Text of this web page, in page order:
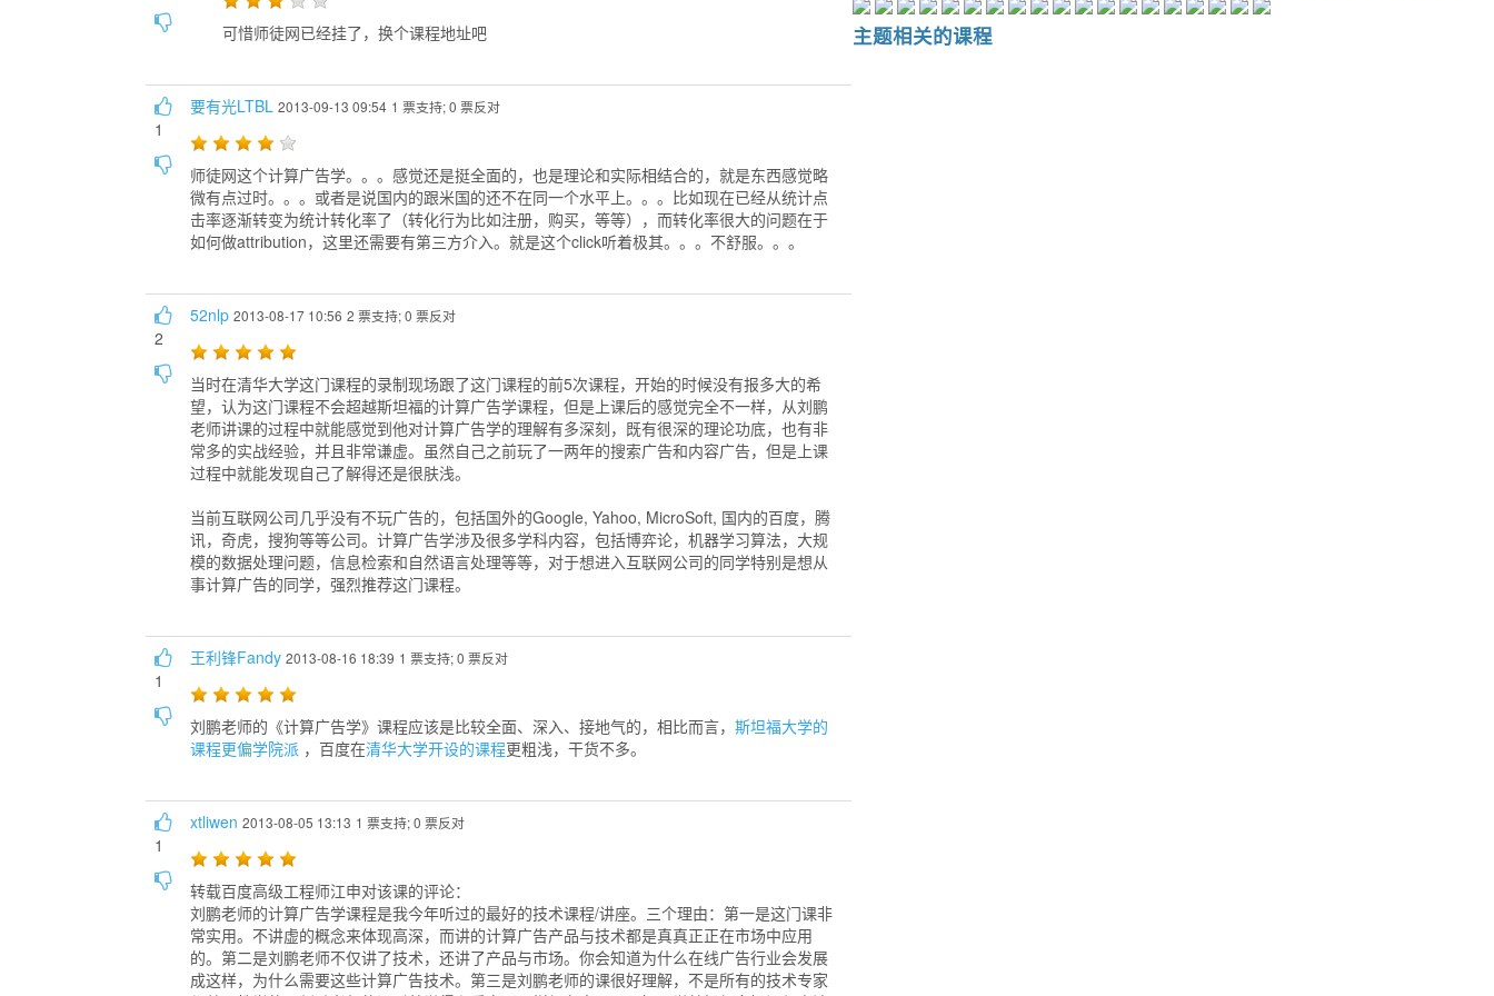
可惜师徒网已经挂了，换个课程地址吧
1
要有光LTBL 2013-09-13 09:54 1 票支持; 0 票反对
师徒网这个计算广告学。。。感觉还是挺全面的，也是理论和实际相结合的，就是东西感觉略
微有点过时。。。或者是说国内的跟米国的还不在同一个水平上。。。比如现在已经从统计点
击率逐渐转变为统计转化率了（转化行为比如注册，购买，等等），而转化率很大的问题在于
如何做attribution，这里还需要有第三方介入。就是这个click听着极其。。。不舒服。。。
2
52nlp 2013-08-17 10:56 2 票支持; 0 票反对
当时在清华大学这门课程的录制现场跟了这门课程的前5次课程，开始的时候没有报多大的希
望，认为这门课程不会超越斯坦福的计算广告学课程，但是上课后的感觉完全不一样，从刘鹏
老师讲课的过程中就能感觉到他对计算广告学的理解有多深刻，既有很深的理论功底，也有非
常多的实战经验，并且非常谦虚。虽然自己之前玩了一两年的搜索广告和内容广告，但是上课
过程中就能发现自己了解得还是很肤浅。
当前互联网公司几乎没有不玩广告的，包括国外的Google, Yahoo, MicroSoft, 国内的百度，腾
讯，奇虎，搜狗等等公司。计算广告学涉及很多学科内容，包括博弈论，机器学习算法，大规
模的数据处理问题，信息检索和自然语言处理等等，对于想进入互联网公司的同学特别是想从
事计算广告的同学，强烈推荐这门课程。
1
王利锋Fandy 2013-08-16 18:39 1 票支持; 0 票反对
刘鹏老师的《计算广告学》课程应该是比较全面、深入、接地气的，相比而言，斯坦福大学的
课程更偏学院派 ，百度在清华大学开设的课程更粗浅，干货不多。
1
xtliwen 2013-08-05 13:13 1 票支持; 0 票反对
转载百度高级工程师江申对该课的评论：
刘鹏老师的计算广告学课程是我今年听过的最好的技术课程/讲座。三个理由：第一是这门课非
常实用。不讲虚的概念来体现高深，而讲的计算广告产品与技术都是真真正正在市场中应用
的。第二是刘鹏老师不仅讲了技术，还讲了产品与市场。你会知道为什么在线广告行业会发展
成这样，为什么需要这些计算广告技术。第三是刘鹏老师的课很好理解，不是所有的技术专家
主题相关的课程